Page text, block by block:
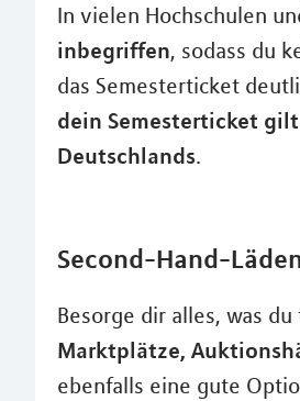
In vielen Hochschulen
inbegriffen, sodass du
das Semesterticket
dein Semesterticket gilt
Deutschlands.
Second-Hand-
Besorge dir alles, was
Marktplätze,
ebenfalls eine gute